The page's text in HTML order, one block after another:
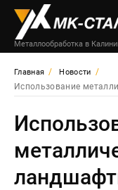
Ограждения
Изделия из
стали
Перегородки
Металлообработка в
Главная / Новости /
Использование